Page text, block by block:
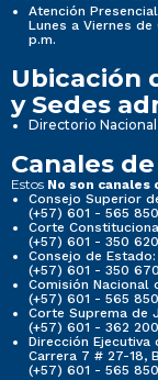
Atención
Lunes a Viernes
p.m.
Ubicación
y Sedes
Directorio Nacional
Canales
Estos No son canales
Consejo Superior
(+57) 601 - 565
Corte
(+57) 601 - 350
Consejo de Estado:
(+57) 601 - 350
Comisión Nacional
(+57) 601 - 565
Corte Suprema de
(+57) 601 - 362
Dirección Ejecutiva
Carrera 7 # 27-18,
(+57) 601 - 565